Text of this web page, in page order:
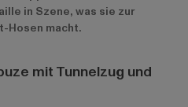
in Szene, was sie zur
Hosen macht.
mit Tunnelzug und